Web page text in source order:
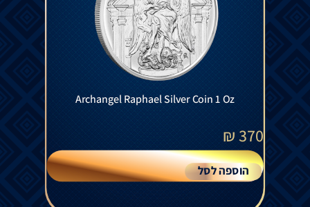
Archangel Raphael Silver Coin 1 Oz
370
₪
הוספה לסל